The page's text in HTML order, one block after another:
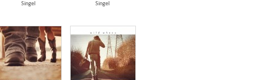
Singel
Singel